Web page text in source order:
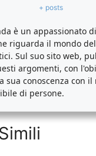
+ posts
è un appassionato
riguarda il mondo
Sul suo sito web,
argomenti, con
sua conoscenza con
di persone.